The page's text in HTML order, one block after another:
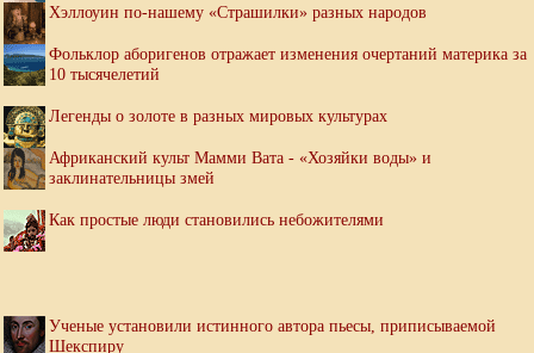
Хэллоуин по-нашему «Страшилки» разных народов
Фольклор аборигенов отражает изменения очертаний материка за
10 тысячелетий
Легенды о золоте в разных мировых культурах
Африканский культ Мамми Вата - «Хозяйки воды» и
заклинательницы змей
Как простые люди становились небожителями
Ученые установили истинного автора пьесы, приписываемой
Шекспиру